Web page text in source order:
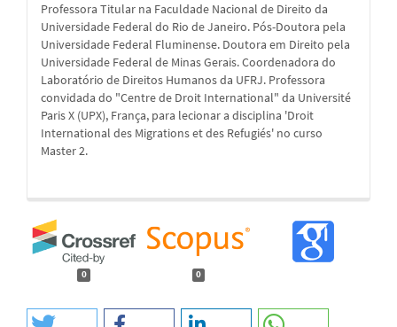
Professora Titular na Faculdade Nacional de Direito da
Universidade Federal do Rio de Janeiro. Pós-Doutora pela
Universidade Federal Fluminense. Doutora em Direito pela
Universidade Federal de Minas Gerais. Coordenadora do
Laboratório de Direitos Humanos da UFRJ. Professora
convidada do "Centre de Droit International" da Université
Paris X (UPX), França, para lecionar a disciplina 'Droit
International des Migrations et des Refugiés' no curso
Master 2.
0 0